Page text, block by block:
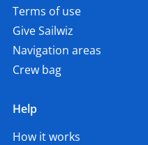
Terms of use
Give Sailwiz
Navigation areas
Crew bag
Help
How it works